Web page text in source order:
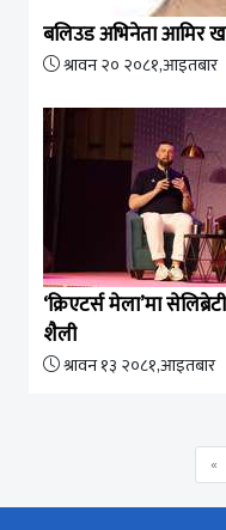
बलिउड अभिनेता आमिर
श्रावन २० २०८१,आइतबार
‘क्रिएटर्स मेला’मा
शैली
श्रावन १३ २०८१,आइतबार
«